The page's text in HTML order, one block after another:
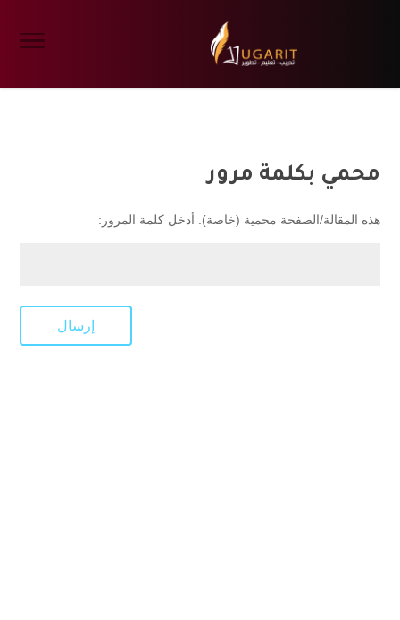
محمي بكلمة مرور
هذه المقالة/الصفحة محمية (خاصة). أدخل كلمة المرور:
إرسال